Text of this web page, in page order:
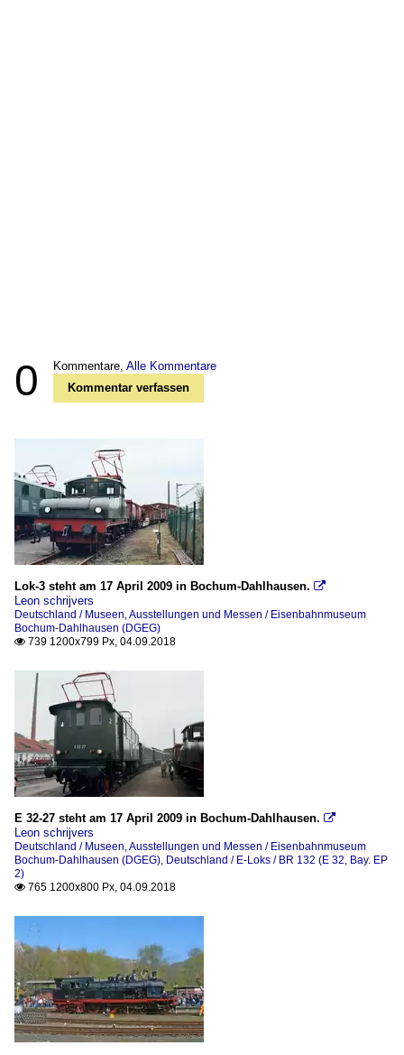
0 Kommentare, Alle Kommentare
Kommentar verfassen
Lok-3 steht am 17 April 2009 in Bochum-Dahlhausen. 
Leon schrijvers
Deutschland / Museen, Ausstellungen und Messen / Eisenbahnmuseum
Bochum-Dahlhausen (DGEG)
 739 1200x799 Px, 04.09.2018
E 32-27 steht am 17 April 2009 in Bochum-Dahlhausen. 
Leon schrijvers
Deutschland / Museen, Ausstellungen und Messen / Eisenbahnmuseum
Bochum-Dahlhausen (DGEG), Deutschland / E-Loks / BR 132 (E 32, Bay. EP
2)
 765 1200x800 Px, 04.09.2018